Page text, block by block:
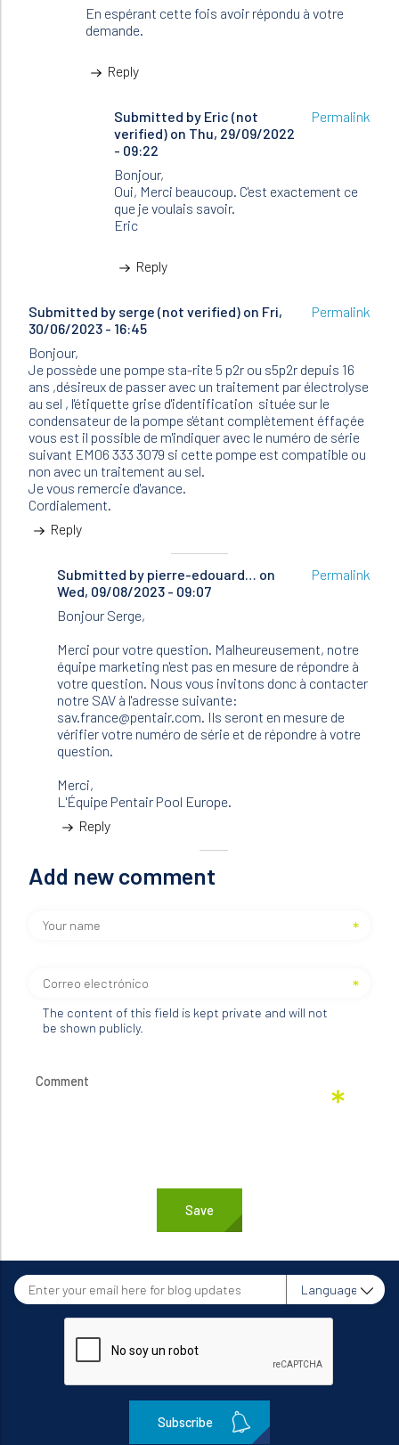
En espérant cette fois avoir répondu à votre
demande.
Reply
Submitted by Eric (not
verified) on Thu, 29/09/2022
- 09:22
In
reply
to
Bonjour
Éric,
Notre
chef…
pierre-
Permalink
Bonjour,
Oui, Merci beaucoup. C'est exactement ce
que je voulais savoir.
Eric
Reply
Submitted by serge (not verified) on Fri,
30/06/2023 - 16:45
Permalink
Bonjour,
Je possède une pompe sta-rite 5 p2r ou s5p2r depuis 16
ans ,désireux de passer avec un traitement par électrolyse
au sel , l'étiquette grise d'identification située sur le
condensateur de la pompe s'étant complètement éffaçée
vous est il possible de m'indiquer avec le numéro de série
suivant EM06 333 3079 si cette pompe est compatible ou
non avec un traitement au sel.
Je vous remercie d'avance.
Cordialement.
Reply
Submitted by pierre-edouard… on
Wed, 09/08/2023 - 09:07
In
reply
to
Bonjour,
Je
possède
une…
by
serge
(not
verified)
Permalink
Bonjour Serge,
Merci pour votre question. Malheureusement, notre
équipe marketing n'est pas en mesure de répondre à
votre question. Nous vous invitons donc à contacter
notre SAV à l'adresse suivante:
sav.france@pentair.com. Ils seront en mesure de
vérifier votre numéro de série et de répondre à votre
question.
Merci,
L'Équipe Pentair Pool Europe.
Reply
Add new comment
The content of this field is kept private and will not
be shown publicly.
Enter
your
Language